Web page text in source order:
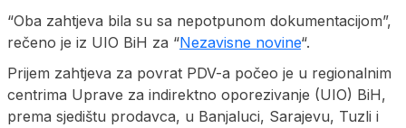
“Oba zahtjeva bila su sa nepotpunom dokumentacijom”,
rečeno je iz UIO BiH za “Nezavisne novine“.
Prijem zahtjeva za povrat PDV-a počeo je u regionalnim
centrima Uprave za indirektno oporezivanje (UIO) BiH,
prema sjedištu prodavca, u Banjaluci, Sarajevu, Tuzli i